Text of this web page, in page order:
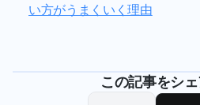
い方がうまくいく理由
この記事をシェ